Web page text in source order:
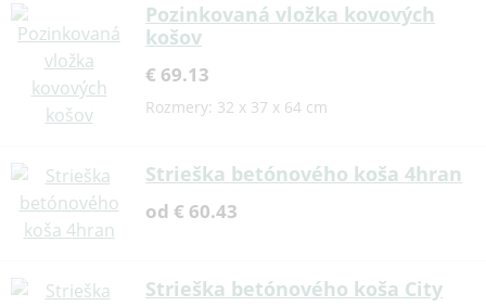
Pozinkovaná vložka kovových
košov
€ 69.13
Rozmery: 32 x 37 x 64 cm
Strieška betónového koša 4hran
od € 60.43
Strieška betónového koša City